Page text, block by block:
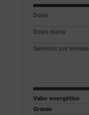
Dosis
Dosis diaria
Servicios por envase
Valor energético
Grasas